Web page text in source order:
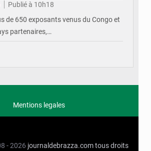
Publié à 10h18
de 650 exposants venus du Congo et
partenaires,…
Mentions legales
- 2026 journaldebrazza.com tous droits